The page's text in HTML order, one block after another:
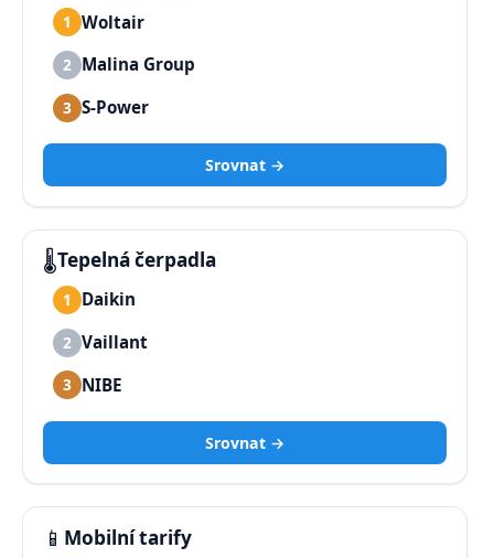
1 Woltair
2 Malina Group
3 S-Power
Srovnat →
🌡️Tepelná čerpadla
1 Daikin
2 Vaillant
3 NIBE
Srovnat →
📱 Mobilní tarify